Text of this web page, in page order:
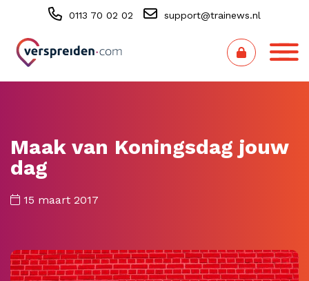
0113 70 02 02 support@trainews.nl
Maak van Koningsdag jouw
dag
15 maart 2017